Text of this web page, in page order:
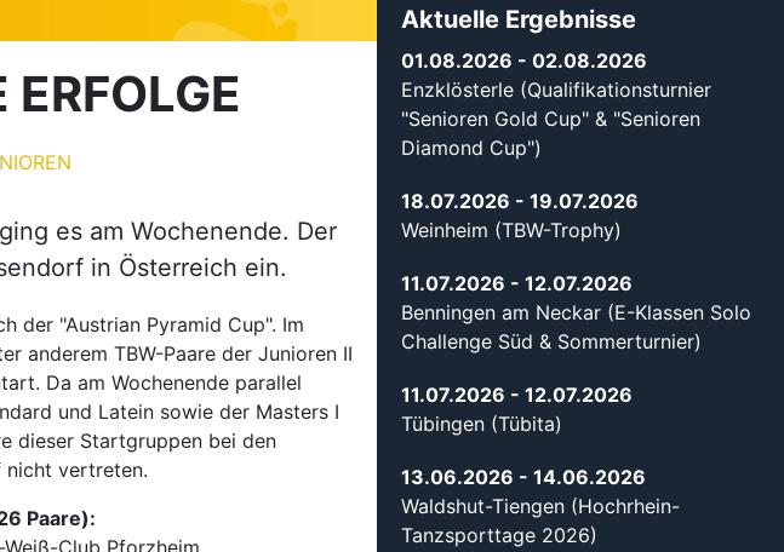
es am Wochenende. Der
in Österreich ein.
der "Austrian Pyramid Cup". Im
anderem TBW-Paare der Junioren II
Da am Wochenende parallel
und Latein sowie der Masters I
dieser Startgruppen bei den
nicht vertreten.
Paare):
Aktuelle Ergebnisse
01.08.2026 - 02.08.2026
Enzklösterle (Qualifikationsturnier
"Senioren Gold Cup" & "Senioren
Diamond Cup")
18.07.2026 - 19.07.2026
Weinheim (TBW-Trophy)
11.07.2026 - 12.07.2026
Benningen am Neckar (E-Klassen Solo
Challenge Süd & Sommerturnier)
11.07.2026 - 12.07.2026
Tübingen (Tübita)
13.06.2026 - 14.06.2026
Waldshut-Tiengen (Hochrhein-
Tanzsporttage 2026)